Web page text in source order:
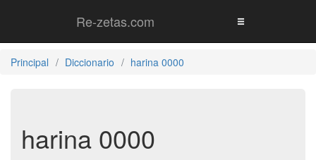
Re-zetas.com
Principal Diccionario harina 0000
harina 0000